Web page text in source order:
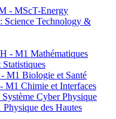
- MScT-Energy
Science Technology &
- M1 Mathématiques
M1 Biologie et Santé
Chimie et Interfaces
Cyber Physique
des Hautes